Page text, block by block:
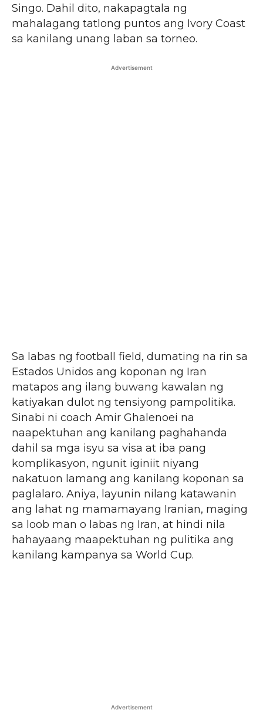
Singo. Dahil dito, nakapagtala ng
mahalagang tatlong puntos ang Ivory Coast
sa kanilang unang laban sa torneo.
Advertisement
Sa labas ng football field, dumating na rin sa
Estados Unidos ang koponan ng Iran
matapos ang ilang buwang kawalan ng
katiyakan dulot ng tensiyong pampolitika.
Sinabi ni coach Amir Ghalenoei na
naapektuhan ang kanilang paghahanda
dahil sa mga isyu sa visa at iba pang
komplikasyon, ngunit iginiit niyang
nakatuon lamang ang kanilang koponan sa
paglalaro. Aniya, layunin nilang katawanin
ang lahat ng mamamayang Iranian, maging
sa loob man o labas ng Iran, at hindi nila
hahayaang maapektuhan ng pulitika ang
kanilang kampanya sa World Cup.
Advertisement